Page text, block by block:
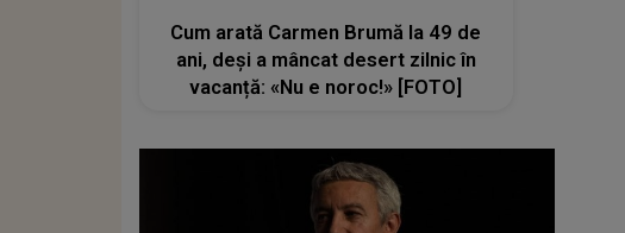
Cum arată Carmen Brumă la 49 de
ani, deși a mâncat desert zilnic în
vacanță: «Nu e noroc!» [FOTO]